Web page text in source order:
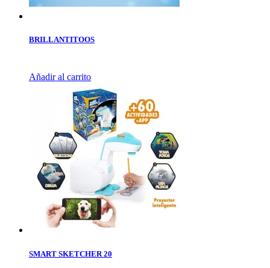
BRILLANTITOOS
Añadir al carrito
SMART SKETCHER 20